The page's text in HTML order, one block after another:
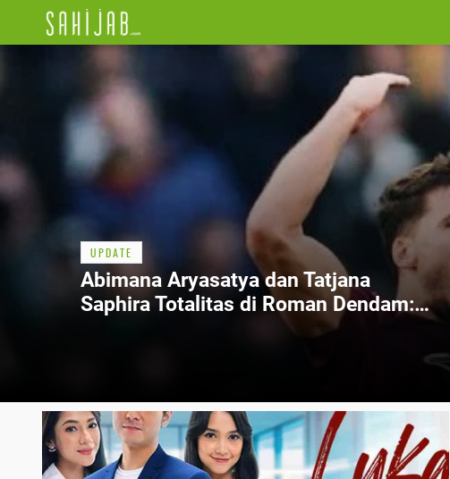
UPDATE
Abimana Aryasatya dan Tatjana
Saphira Totalitas di Roman Dendam:
2,5 Bulan Latihan Fisik hingga Menjadi